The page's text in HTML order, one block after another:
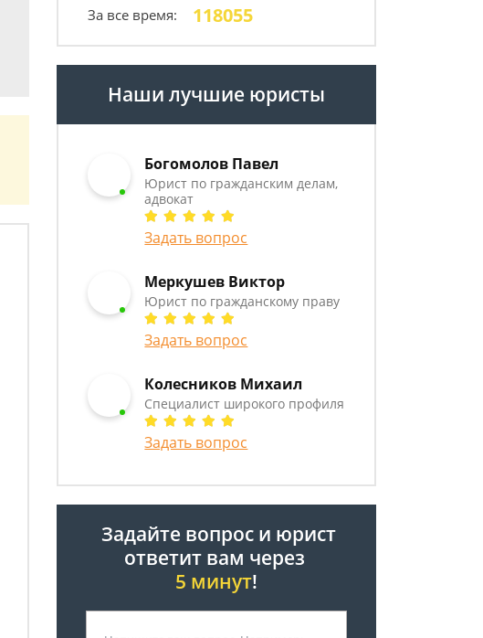
За все время: 118055
Наши лучшие юристы
Богомолов Павел
Юрист по гражданским делам,
адвокат
Задать вопрос
Меркушев Виктор
Юрист по гражданскому праву
Задать вопрос
Колесников Михаил
Специалист широкого профиля
Задать вопрос
Задайте вопрос и юрист
ответит вам через
5 минут!